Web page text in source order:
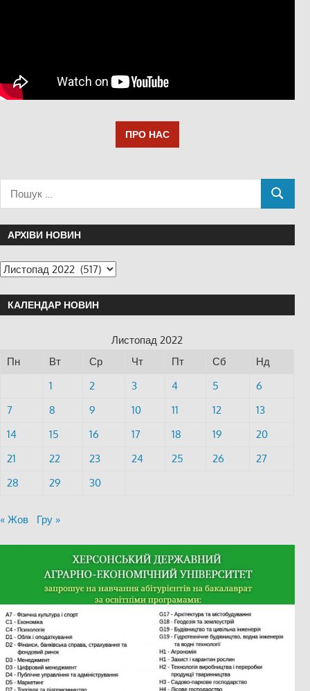
ПРО НАС
АРХІВИ НОВИН
КАЛЕНДАР НОВИН
Листопад 2022
Пн
Вт Ср Чт Пт Сб
Нд
1
2 3 4 5
6
7
8 9 10 11 12
13
14
15 16 17 18 19
20
21
22 23 24 25 26
27
28
29 30
« Жов Гру »